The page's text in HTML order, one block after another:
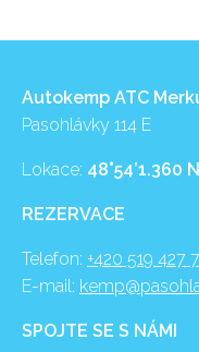
Autokemp ATC
Pasohlávky 114 E
Lokace: 48°54’1.360
REZERVACE
Telefon: +420 519 427
E-mail:
SPOJTE SE S NÁMI